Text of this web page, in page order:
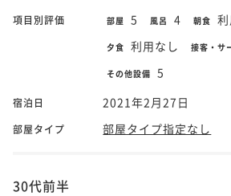
項目別評価 部屋 5 風呂 4 朝食
夕食 利用なし 接客・サ
その他設備 5
宿泊日 2021年2月27日
部屋タイプ 部屋タイプ指定なし
30代前半